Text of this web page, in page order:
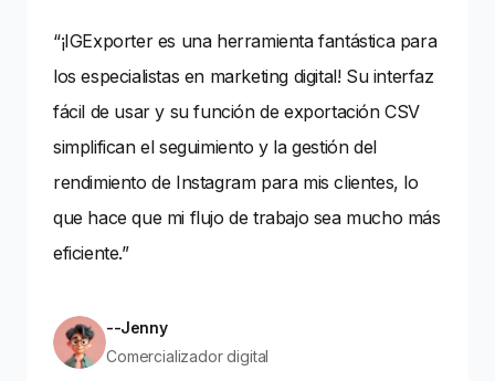
“¡IGExporter es una herramienta fantástica para
los especialistas en marketing digital! Su interfaz
fácil de usar y su función de exportación CSV
simplifican el seguimiento y la gestión del
rendimiento de Instagram para mis clientes, lo
que hace que mi flujo de trabajo sea mucho más
eficiente.”
--Jenny
Comercializador digital